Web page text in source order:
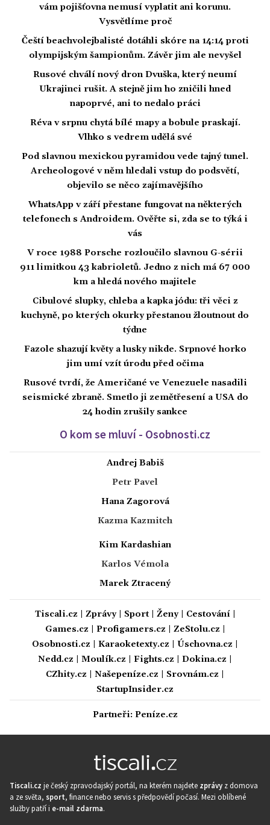
vám pojišťovna nemusí vyplatit ani korunu.
Vysvětlíme proč
Čeští beachvolejbalisté dotáhli skóre na 14:14 proti
olympijským šampionům. Závěr jim ale nevyšel
Rusové chválí nový dron Dvuška, který neumí
Ukrajinci rušit. A stejně jim ho zničili hned
napoprvé, ani to nedalo práci
Réva v srpnu chytá bílé mapy a bobule praskají.
Vlhko s vedrem udělá své
Pod slavnou mexickou pyramidou vede tajný tunel.
Archeologové v něm hledali vstup do podsvětí,
objevilo se něco zajímavějšího
WhatsApp v září přestane fungovat na některých
telefonech s Androidem. Ověřte si, zda se to týká i
vás
V roce 1988 Porsche rozloučilo slavnou G-sérii
911 limitkou 43 kabrioletů. Jedno z nich má 67 000
km a hledá nového majitele
Cibulové slupky, chleba a kapka jódu: tři věci z
kuchyně, po kterých okurky přestanou žloutnout do
týdne
Fazole shazují květy a lusky nikde. Srpnové horko
jim umí vzít úrodu před očima
Rusové tvrdí, že Američané ve Venezuele nasadili
seismické zbraně. Smetlo ji zemětřesení a USA do
24 hodin zrušily sankce
O kom se mluví - Osobnosti.cz
Andrej Babiš
Petr Pavel
Hana Zagorová
Kazma Kazmitch
Kim Kardashian
Karlos Vémola
Marek Ztracený
Tiscali.cz Zprávy| Sport| Ženy| Cestování|
Games.cz
Profigamers.cz ZeStolu.cz
Osobnosti.cz
Karaoketexty.cz Úschovna.cz
Nedd.cz
Moulík.cz Fights.cz Dokina.cz
CZhity.cz
Našepeníze.cz Srovnám.cz
StartupInsider.cz
Partneři: Peníze.cz
Tiscali.cz je český zpravodajský portál, na kterém najdete zprávy z domova
a ze světa, sport, finance nebo servis s předpovědí počasí. Mezi oblíbené
služby patří i e-mail zdarma.